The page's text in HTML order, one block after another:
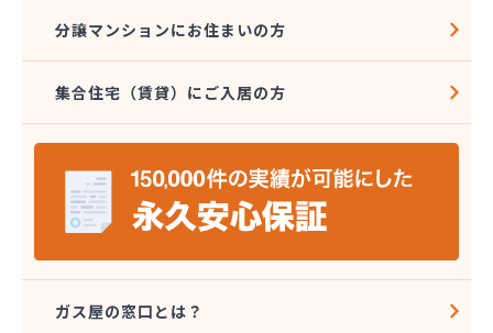
分譲マンションにお住まいの方
集合住宅（賃貸）にご入居の方
ガス屋の窓口とは？